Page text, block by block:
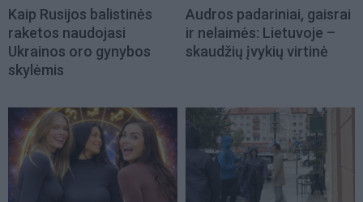
Kaip Rusijos balistinės
raketos naudojasi
Ukrainos oro gynybos
skylėmis
Audros padariniai, gaisrai
ir nelaimės: Lietuvoje –
skaudžių įvykių virtinė